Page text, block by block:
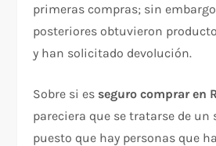
primeras compras; sin
posteriores obtuvieron
y han solicitado devolución.
Sobre si es seguro comprar en
pareciera que se tratarse de un
puesto que hay personas que